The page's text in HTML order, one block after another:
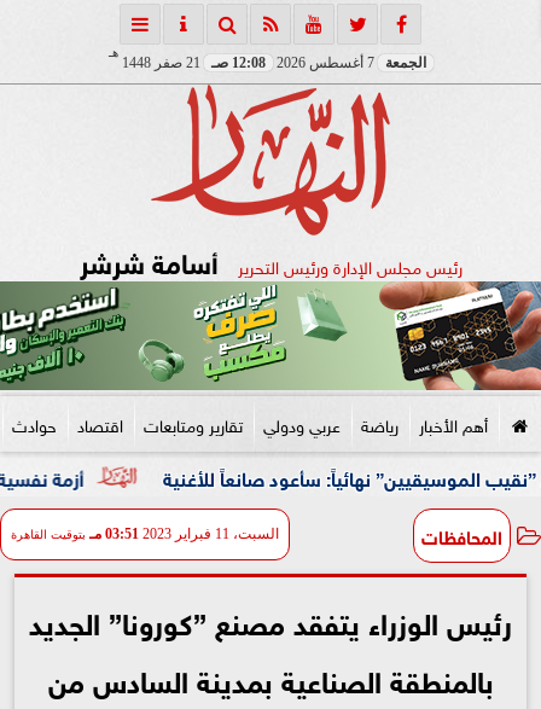
الجمعة 7 أغسطس 2026 12:08 صـ 21 صفر 1448
هـ
رئيس مجلس الإدارة ورئيس التحرير أسامة شرشر
أهم الأخبار رياضة عربي ودولي تقارير ومتابعات اقتصاد حوادث
أزمة نفسية وظروف نهائياً: سأعود صانعاً للأغنية
المحافظات السبت، 11 فبراير 2023 03:51 مـ بتوقيت القاهرة
رئيس الوزراء يتفقد مصنع ”كورونا” الجديد
بالمنطقة الصناعية بمدينة السادس من